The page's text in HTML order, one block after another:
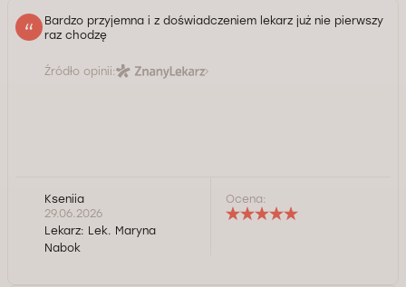
Bardzo przyjemna i z doświadczeniem lekarz już nie pierwszy
raz chodzę
Źródło opinii:
Kseniia
29.06.2026
Lekarz: Lek. Maryna
Nabok
Ocena: